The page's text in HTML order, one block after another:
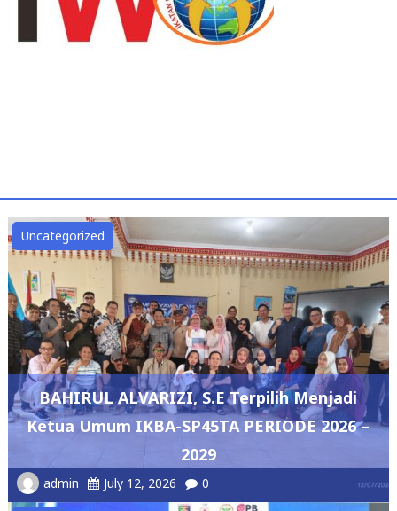
Uncategorized
BAHIRUL ALVARIZI, S.E Terpilih Menjadi
Ketua Umum IKBA-SP45TA PERIODE 2026 –
2029
admin July 12, 2026 0